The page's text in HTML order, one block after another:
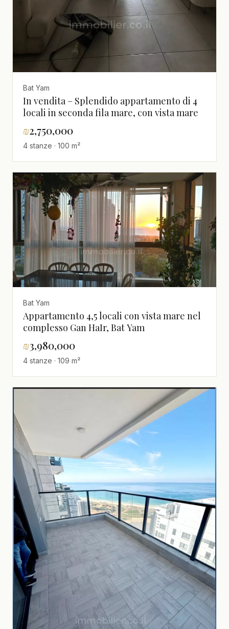
Bat Yam
In vendita – Splendido appartamento di 4
locali in seconda fila mare, con vista mare
₪2,750,000
4 stanze · 100 m²
Bat Yam
Appartamento 4,5 locali con vista mare nel
complesso Gan HaIr, Bat Yam
₪3,980,000
4 stanze · 109 m²